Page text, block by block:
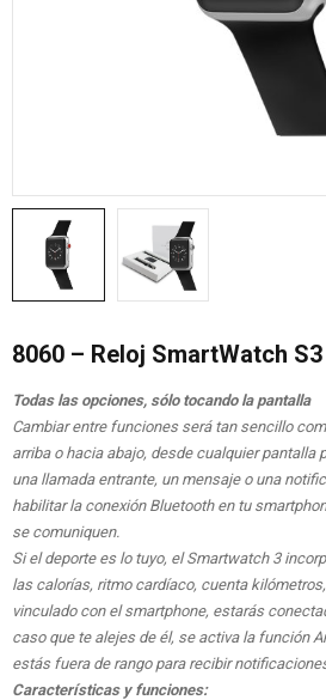
8060 – Reloj SmartWatch S3
Todas las opciones, sólo tocando la pantalla
Cambiar entre funciones será tan sencillo
arriba o hacia abajo, desde cualquier pantalla
una llamada entrante, un mensaje o una
habilitar la conexión Bluetooth en tu
se comuniquen.
Si el deporte es lo tuyo, el Smartwatch 3
las calorías, ritmo cardíaco, cuenta
vinculado con el smartphone, estarás
caso que te alejes de él, se activa la función
estás fuera de rango para recibir
Características y funciones: